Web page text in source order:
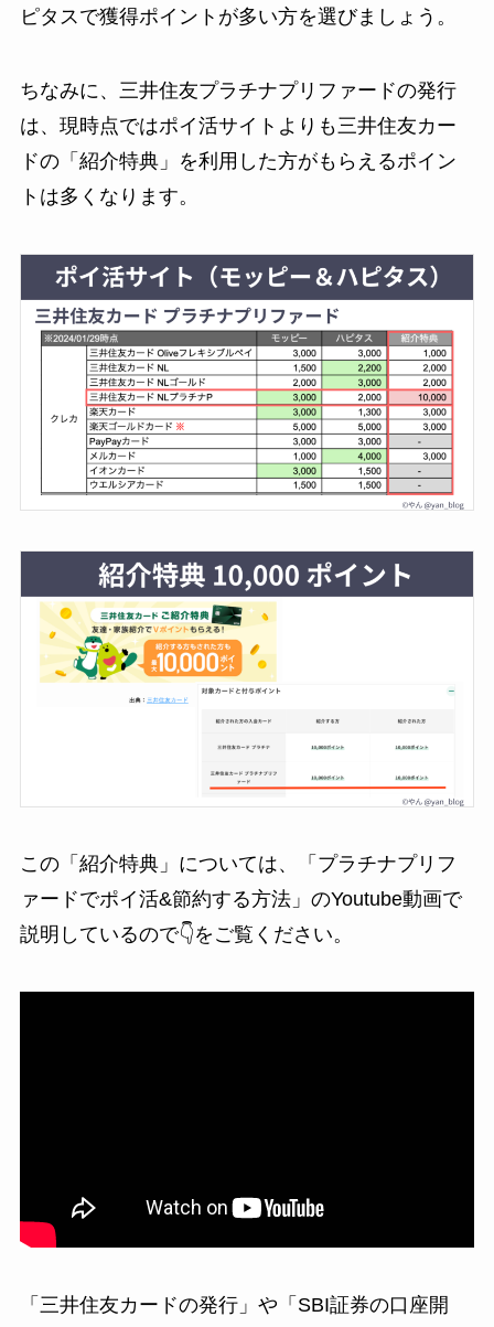
ピタスで獲得ポイントが多い方を選びましょう。
ちなみに、三井住友プラチナプリファードの発行
は、現時点ではポイ活サイトよりも三井住友カー
ドの「紹介特典」を利用した方がもらえるポイン
トは多くなります。
この「紹介特典」については、「プラチナプリフ
ァードでポイ活&節約する方法」のYoutube動画で
説明しているので👇をご覧ください。
「三井住友カードの発行」や「SBI証券の口座開